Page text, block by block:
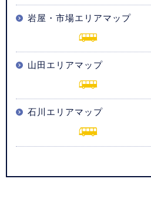
岩屋・市場エリアマップ
山田エリアマップ
石川エリアマップ